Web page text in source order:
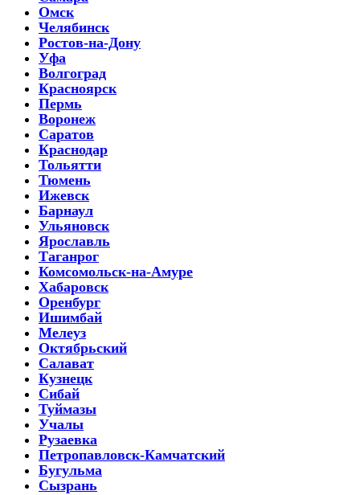
Омск
Челябинск
Ростов-на-Дону
Уфа
Волгоград
Красноярск
Пермь
Воронеж
Саратов
Краснодар
Тольятти
Тюмень
Ижевск
Барнаул
Ульяновск
Ярославль
Таганрог
Комсомольск-на-Амуре
Хабаровск
Оренбург
Ишимбай
Мелеуз
Октябрьский
Салават
Кузнецк
Сибай
Туймазы
Учалы
Рузаевка
Петропавловск-Камчатский
Бугульма
Сызрань